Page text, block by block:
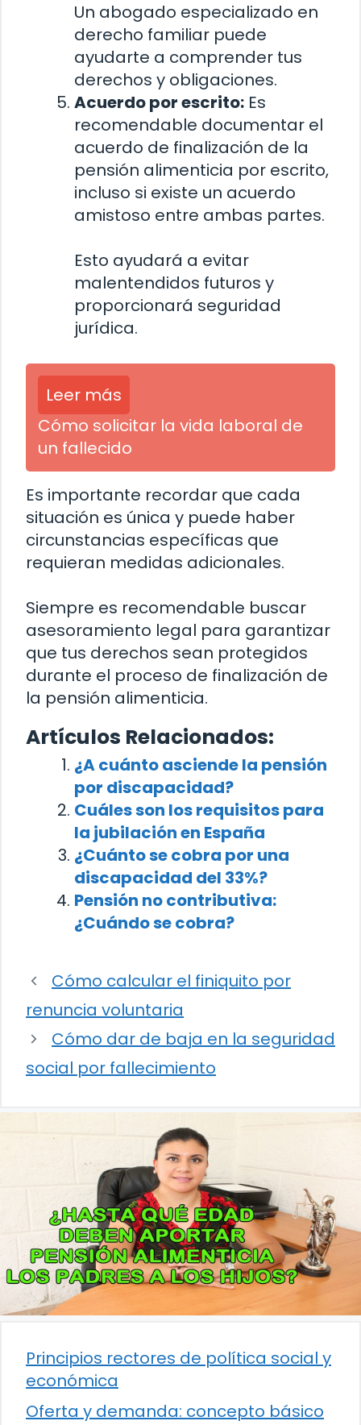
Un abogado especializado en
derecho familiar puede
ayudarte a comprender tus
derechos y obligaciones.
Acuerdo por escrito: Es
recomendable documentar el
acuerdo de finalización de la
pensión alimenticia por escrito,
incluso si existe un acuerdo
amistoso entre ambas partes.
Esto ayudará a evitar
malentendidos futuros y
proporcionará seguridad
jurídica.
Leer más
Cómo solicitar la vida laboral de
un fallecido
Es importante recordar que cada
situación es única y puede haber
circunstancias específicas que
requieran medidas adicionales.
Siempre es recomendable buscar
asesoramiento legal para garantizar
que tus derechos sean protegidos
durante el proceso de finalización de
la pensión alimenticia.
Artículos Relacionados:
¿A cuánto asciende la pensión
por discapacidad?
Cuáles son los requisitos para
la jubilación en España
¿Cuánto se cobra por una
discapacidad del 33%?
Pensión no contributiva:
¿Cuándo se cobra?
Cómo calcular el finiquito por
renuncia voluntaria
Cómo dar de baja en la seguridad
social por fallecimiento
Principios rectores de política social y
económica
Oferta y demanda: concepto básico